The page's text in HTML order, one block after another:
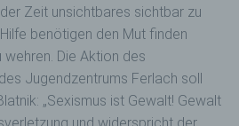
Zeit unsichtbares sichtbar zu
benötigen den Mut finden
Die Aktion des
Jugendzentrums Ferlach soll
„Sexismus ist Gewalt! Gewalt